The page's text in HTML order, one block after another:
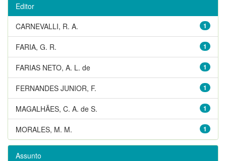
Editor
1
CARNEVALLI, R. A.
1
FARIA, G. R.
1
FARIAS NETO, A. L. de
1
FERNANDES JUNIOR, F.
1
MAGALHÃES, C. A. de S.
1
MORALES, M. M.
Assunto